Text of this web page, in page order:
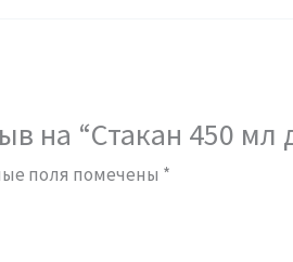
на “Стакан 450
поля помечены *